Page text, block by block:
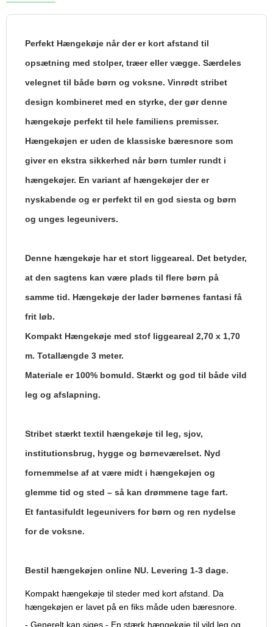
Perfekt Hængekøje når der er kort afstand til
opsætning med stolper, træer eller vægge. Særdeles
velegnet til både børn og voksne. Vinrødt stribet
design kombineret med en styrke, der gør denne
hængekøje perfekt til hele familiens premisser.
Hængekøjen er uden de klassiske bæresnore som
giver en ekstra sikkerhed når børn tumler rundt i
hængekøjer. En variant af hængekøjer der er
nyskabende og er perfekt til en god siesta og børn
og unges legeunivers.
Denne hængekøje har et stort liggeareal. Det betyder,
at den sagtens kan være plads til flere børn på
samme tid. Hængekøje der lader børnenes fantasi få
frit løb.
Kompakt Hængekøje med stof liggeareal 2,70 x 1,70
m. Totallængde 3 meter.
Materiale er 100% bomuld. Stærkt og god til både vild
leg og afslapning.
Stribet stærkt textil hængekøje til leg, sjov,
institutionsbrug, hygge og børneværelset. Nyd
fornemmelse af at være midt i hængekøjen og
glemme tid og sted – så kan drømmene tage fart.
Et fantasifuldt legeunivers for børn og ren nydelse
for de voksne.
Bestil hængekøjen online NU. Levering 1-3 dage.
Kompakt hængekøje til steder med kort afstand. Da
hængekøjen er lavet på en fiks måde uden bæresnore.
- Generelt kan siges - En stærk hængekøje til vild leg og